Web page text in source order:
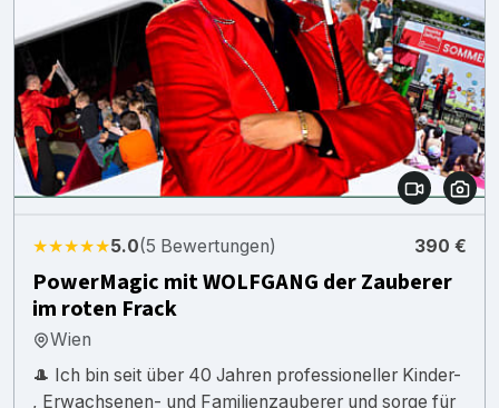
★★★★★5.0(5 Bewertungen) 390 €
PowerMagic mit WOLFGANG der Zauberer
im roten Frack
Wien
🎩 Ich bin seit über 40 Jahren professioneller Kinder-
, Erwachsenen- und Familienzauberer und sorge für